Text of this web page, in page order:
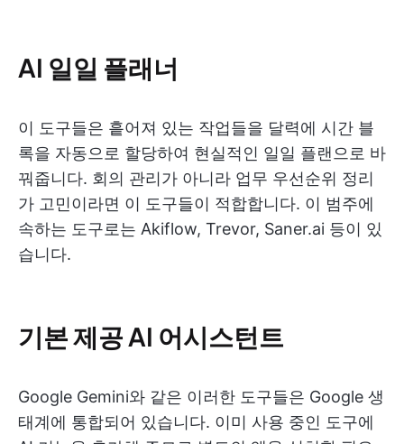
AI 일일 플래너
이 도구들은 흩어져 있는 작업들을 달력에 시간 블
록을 자동으로 할당하여 현실적인 일일 플랜으로 바
꿔줍니다. 회의 관리가 아니라 업무 우선순위 정리
가 고민이라면 이 도구들이 적합합니다. 이 범주에
속하는 도구로는 Akiflow, Trevor, Saner.ai 등이 있
습니다.
기본 제공 AI 어시스턴트
Google Gemini와 같은 이러한 도구들은 Google 생
태계에 통합되어 있습니다. 이미 사용 중인 도구에